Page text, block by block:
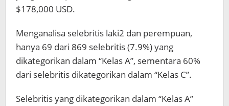
$178,000 USD.
Menganalisa selebritis laki2 dan perempuan,
hanya 69 dari 869 selebritis (7.9%) yang
dikategorikan dalam “Kelas A”, sementara 60%
dari selebritis dikategorikan dalam “Kelas C”.
Selebritis yang dikategorikan dalam “Kelas A”